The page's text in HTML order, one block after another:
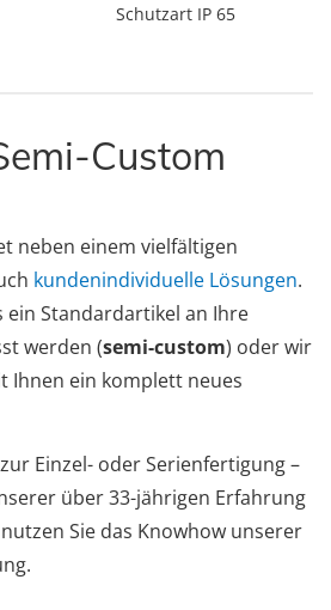
Schutzart IP 65
Custom
neben einem vielfältigen
kundenindividuelle Lösungen.
ein Standardartikel an Ihre
werden (semi-custom) oder wir
Ihnen ein komplett neues
Einzel- oder Serienfertigung –
über 33-jährigen Erfahrung
Sie das Knowhow unserer